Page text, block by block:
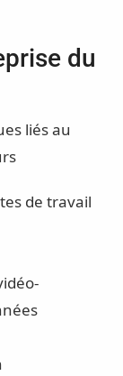
du
liés au
de travail